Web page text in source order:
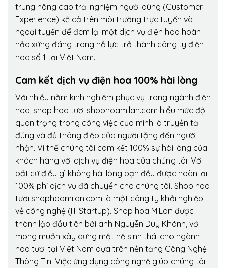
trung nâng cao trải nghiệm người dùng (Customer
Experience) kể cả trên môi trường trực tuyến và
ngoại tuyến để đem lại một dịch vụ điện hoa hoàn
hảo xứng đáng trong nỗ lực trở thành công ty điện
hoa số 1 tại Việt Nam.
Cam kết dịch vụ điện hoa 100% hài lòng
Với nhiều năm kinh nghiệm phục vụ trong ngành điện
hoa, shop hoa tươi shophoamilan.com hiểu mức độ
quan trọng trong công việc của mình là truyền tải
đúng và đủ thông điệp của người tặng đến người
nhận. Vì thế chúng tôi cam kết 100% sự hài lòng của
khách hàng với dịch vụ điện hoa của chúng tôi. Với
bất cứ điều gì không hài lòng bạn đều được hoàn lại
100% phí dịch vụ đã chuyển cho chúng tôi. Shop hoa
tươi shophoamilan.com là một công ty khởi nghiệp
về công nghệ (IT Startup). Shop hoa MiLan được
thành lập đầu tiên bởi anh Nguyễn Duy Khánh, với
mong muốn xây dựng một hệ sinh thái cho ngành
hoa tươi tại Việt Nam dựa trên nền tảng Công Nghệ
Thông Tin. Việc ứng dụng công nghệ giúp chúng tôi